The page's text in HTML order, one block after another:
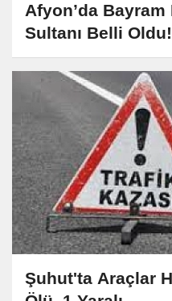
Afyon’da Bayram
Sultanı Belli Oldu!
Şuhut'ta Araçlar